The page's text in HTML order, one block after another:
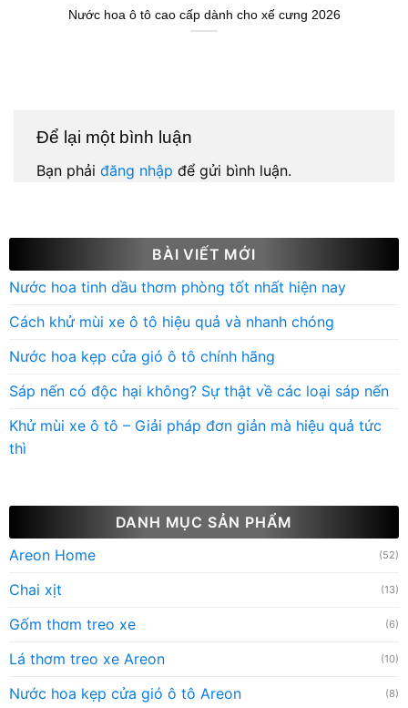
Nước hoa ô tô cao cấp dành cho xế cưng 2026
Để lại một bình luận
Bạn phải đăng nhập để gửi bình luận.
BÀI VIẾT MỚI
Nước hoa tinh dầu thơm phòng tốt nhất hiện nay
Cách khử mùi xe ô tô hiệu quả và nhanh chóng
Nước hoa kẹp cửa gió ô tô chính hãng
Sáp nến có độc hại không? Sự thật về các loại sáp nến
Khử mùi xe ô tô – Giải pháp đơn giản mà hiệu quả tức
thì
DANH MỤC SẢN PHẨM
Areon Home
(52)
Chai xịt (13)
Gốm thơm treo xe (6)
Lá thơm treo xe Areon (10)
Nước hoa kẹp cửa gió ô tô Areon (8)